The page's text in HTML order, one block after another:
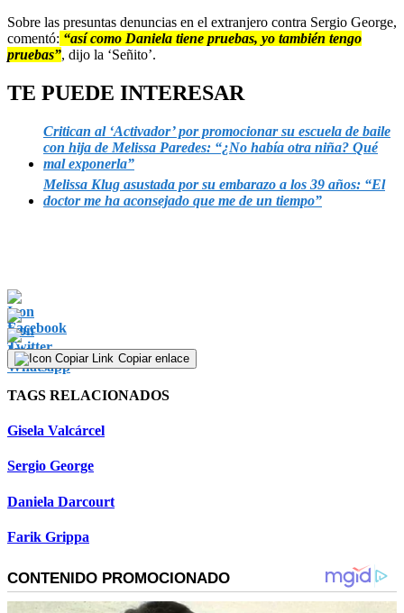
Sobre las presuntas denuncias en el extranjero contra Sergio George,
comentó: “así como Daniela tiene pruebas, yo también tengo
pruebas”, dijo la ‘Señito’.
TE PUEDE INTERESAR
Critican al ‘Activador’ por promocionar su escuela de baile
con hija de Melissa Paredes: “¿No había otra niña? Qué
mal exponerla”
Melissa Klug asustada por su embarazo a los 39 años: “El
doctor me ha aconsejado que me de un tiempo”
Copiar enlace
TAGS RELACIONADOS
Gisela Valcárcel
Sergio George
Daniela Darcourt
Farik Grippa